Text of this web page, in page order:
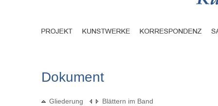
Dokument
Gliederung Blättern im Band